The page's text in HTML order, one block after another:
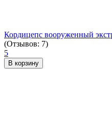
Кордицепс вооруженный
(Отзывов: 7)
5
В корзину